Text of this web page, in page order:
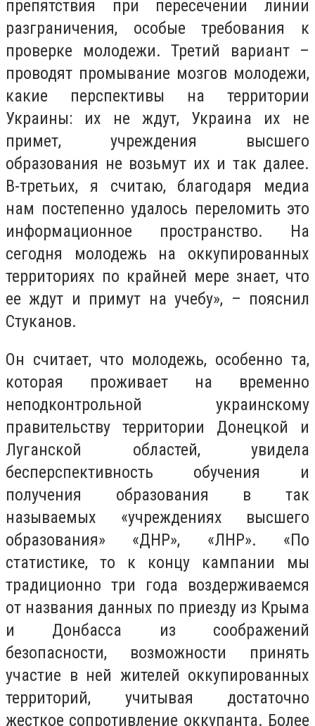
препятствия при пересечении линии
разграничения, особые требования к
проверке молодежи. Третий вариант –
проводят промывание мозгов молодежи,
какие перспективы на территории
Украины: их не ждут, Украина их не
примет, учреждения высшего
образования не возьмут их и так далее.
В-третьих, я считаю, благодаря медиа
нам постепенно удалось переломить это
информационное пространство. На
сегодня молодежь на оккупированных
территориях по крайней мере знает, что
ее ждут и примут на учебу», – пояснил
Стуканов.
Он считает, что молодежь, особенно та,
которая проживает на временно
неподконтрольной украинскому
правительству территории Донецкой и
Луганской областей, увидела
бесперспективность обучения и
получения образования в так
называемых «учреждениях высшего
образования» «ДНР», «ЛНР». «По
статистике, то к концу кампании мы
традиционно три года воздерживаемся
от названия данных по приезду из Крыма
и Донбасса из соображений
безопасности, возможности принять
участие в ней жителей оккупированных
территорий, учитывая достаточно
жесткое сопротивление оккупанта. Более